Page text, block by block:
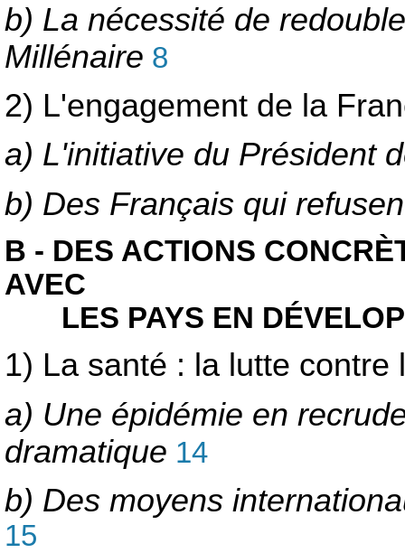
b) La nécessité de
Millénaire 8
2) L'engagement de la
a) L'initiative du Président
b) Des Français qui
B - DES ACTIONS
AVEC
LES PAYS EN
1) La santé : la lutte contre
a) Une épidémie en
dramatique 14
b) Des moyens
15